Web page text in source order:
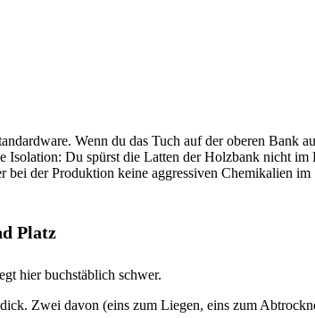
Wenn du das Tuch auf der oberen Bank
Isolation: Du spürst die Latten der Holzbank nicht
bei der Produktion keine aggressiven Chemikalien
Platz
hier buchstäblich schwer.
Zwei davon (eins zum Liegen, eins zum